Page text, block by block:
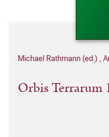
Michael Rathmann (ed.) ,
Orbis Terrarum